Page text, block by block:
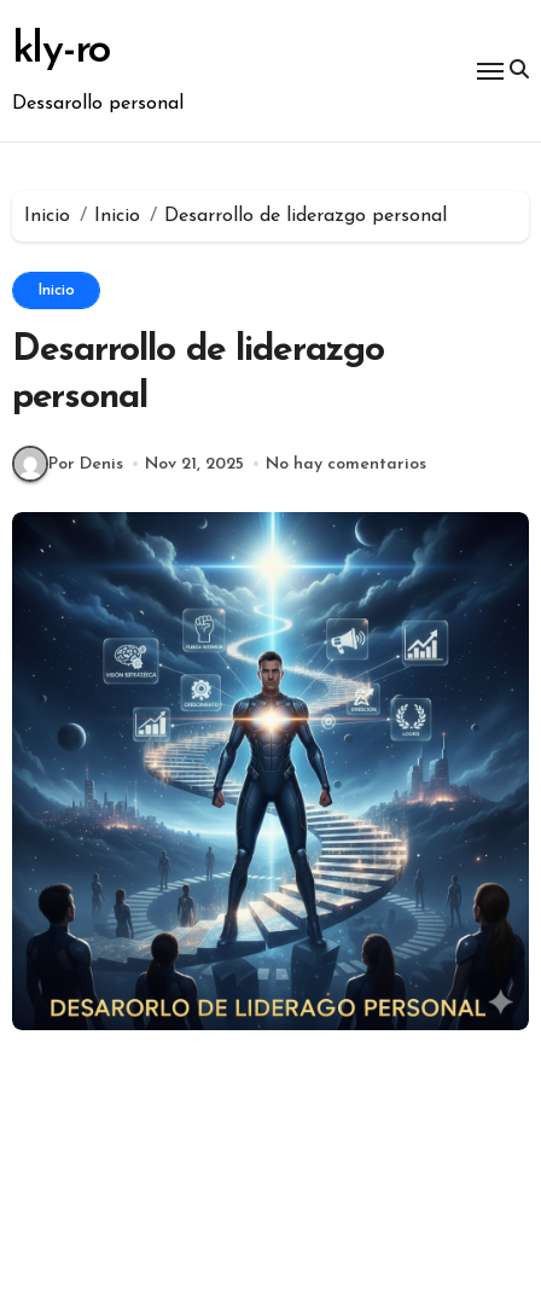
contenido
kly-ro
Dessarollo personal
Inicio Inicio Desarrollo de liderazgo personal
Inicio
Desarrollo de liderazgo
personal
Por Denis Nov 21, 2025 No hay comentarios